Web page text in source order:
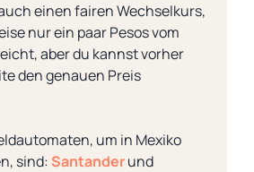
einen fairen Wechselkurs,
nur ein paar Pesos vom
aber du kannst vorher
den genauen Preis
um in Mexiko
sind: Santanderund